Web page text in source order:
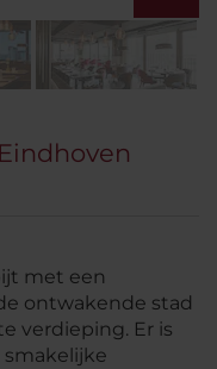
met een
ontwakende stad
verdieping. Er is